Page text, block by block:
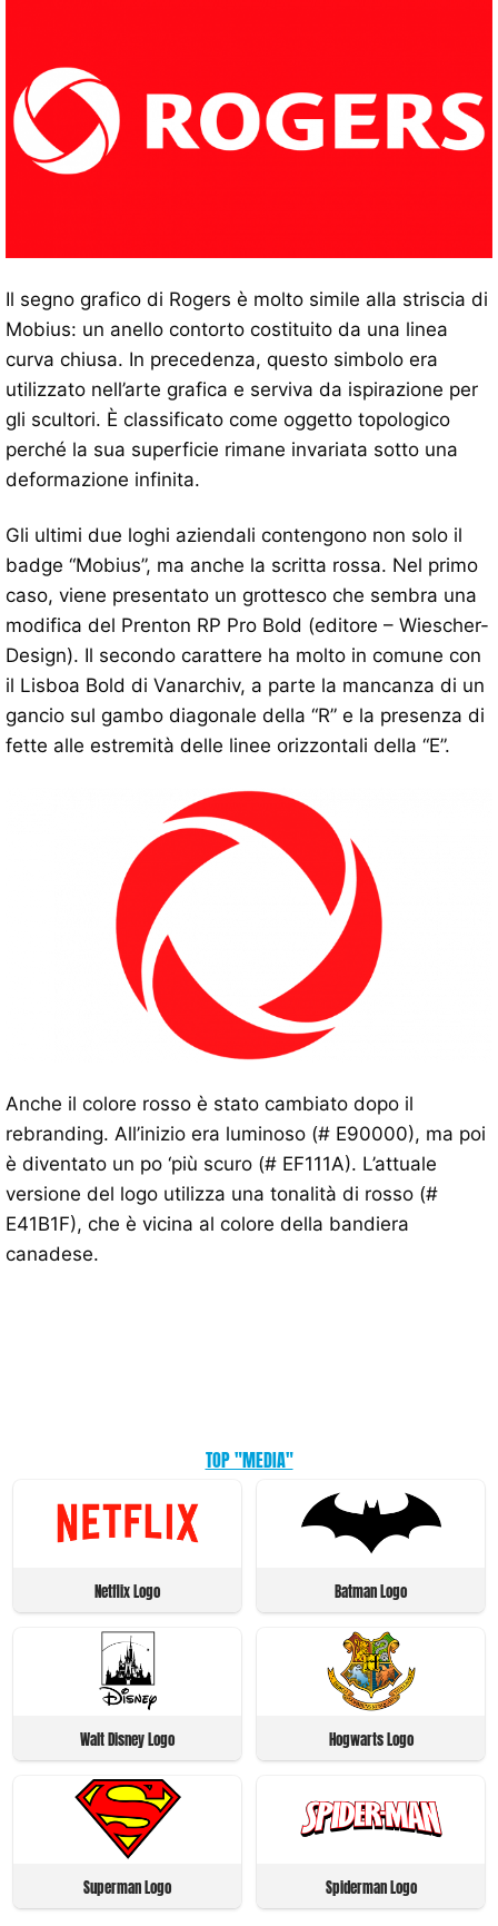
Il segno grafico di Rogers è molto simile alla striscia di
Mobius: un anello contorto costituito da una linea
curva chiusa. In precedenza, questo simbolo era
utilizzato nell’arte grafica e serviva da ispirazione per
gli scultori. È classificato come oggetto topologico
perché la sua superficie rimane invariata sotto una
deformazione infinita.
Gli ultimi due loghi aziendali contengono non solo il
badge “Mobius”, ma anche la scritta rossa. Nel primo
caso, viene presentato un grottesco che sembra una
modifica del Prenton RP Pro Bold (editore – Wiescher-
Design). Il secondo carattere ha molto in comune con
il Lisboa Bold di Vanarchiv, a parte la mancanza di un
gancio sul gambo diagonale della “R” e la presenza di
fette alle estremità delle linee orizzontali della “E”.
Anche il colore rosso è stato cambiato dopo il
rebranding. All’inizio era luminoso (# E90000), ma poi
è diventato un po ‘più scuro (# EF111A). L’attuale
versione del logo utilizza una tonalità di rosso (#
E41B1F), che è vicina al colore della bandiera
canadese.
TOP "MEDIA"
Netflix Logo Batman Logo
Walt Disney Logo Hogwarts Logo
Superman Logo Spiderman Logo